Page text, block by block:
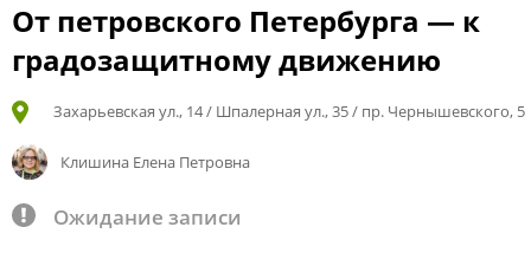
От петровского Петербурга — к
градозащитному движению
Захарьевская ул., 14 / Шпалерная ул., 35 / пр. Чернышевского, 5
Клишина Елена Петровна
Ожидание записи